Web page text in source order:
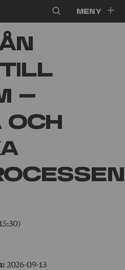
Meny
till
–
2026-09-13